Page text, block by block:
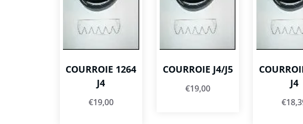
COURROIE 1264
J4
€19,00
COURROIE J4/J5
€19,00
J4
€